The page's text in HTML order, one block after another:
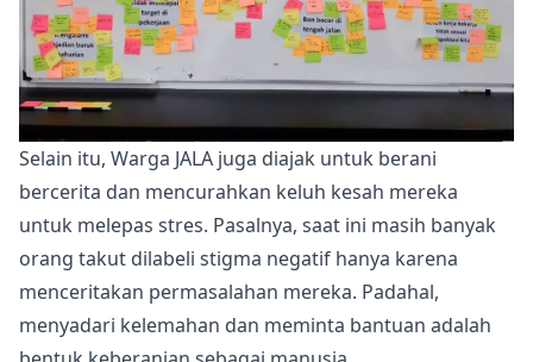
Selain itu, Warga JALA juga diajak untuk berani
bercerita dan mencurahkan keluh kesah mereka
untuk melepas stres. Pasalnya, saat ini masih banyak
orang takut dilabeli stigma negatif hanya karena
menceritakan permasalahan mereka. Padahal,
menyadari kelemahan dan meminta bantuan adalah